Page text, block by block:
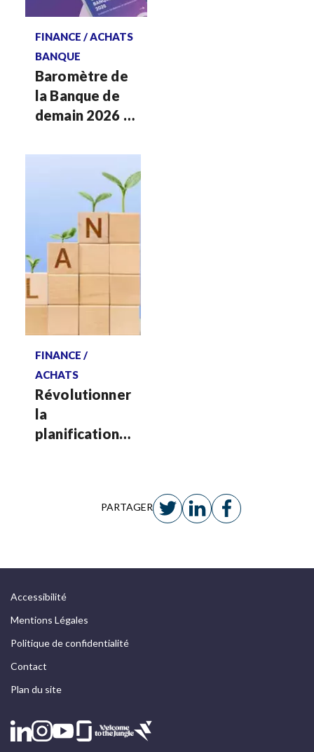
Baromètre de
la Banque de
demain 2026 :
transformation
entre hyper-
digitalisation
et quête de
sens
FINANCE / ACHATS
BANQUE
Révolutionner
la
planification
FINANCE /
ACHATS
PARTAGER
Accessibilité
Mentions Légales
Politique de confidentialité
Contact
Plan du site